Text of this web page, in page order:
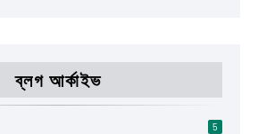
ব্লগ আর্কাইভ
5